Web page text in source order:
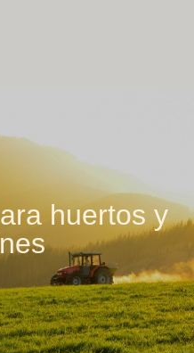
huertos y